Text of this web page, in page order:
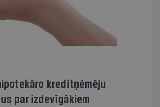
kredītņēmēju
par izdevīgākiem